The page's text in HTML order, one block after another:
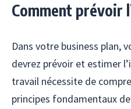
Comment prévoir
Dans votre business plan,
devrez prévoir et estimer
travail nécessite de
principes fondamentaux